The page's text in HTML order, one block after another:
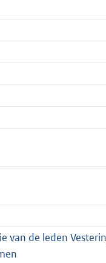
van de leden